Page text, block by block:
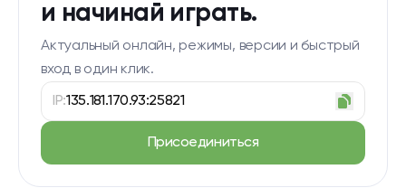
и начинай играть.
Актуальный онлайн, режимы, версии и быстрый
вход в один клик.
IP:135.181.170.93:25821
Присоединиться